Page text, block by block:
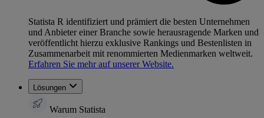
Statista R identifiziert und prämiert die besten Unternehmen
und Anbieter einer Branche sowie herausragende Marken und
veröffentlicht hierzu exklusive Rankings und Bestenlisten in
Zusammenarbeit mit renommierten Medienmarken weltweit.
Erfahren Sie mehr auf unserer Website.
Lösungen
Warum Statista